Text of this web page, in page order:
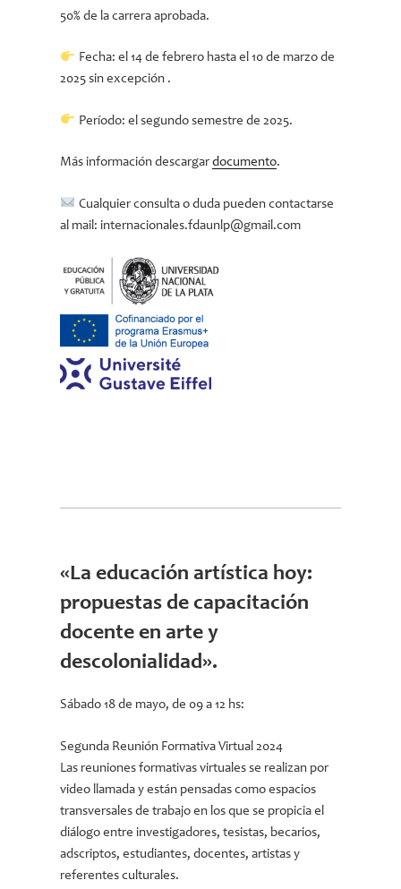
50% de la carrera aprobada.
Fecha: el 14 de febrero hasta el 10 de marzo de
2025 sin excepción .
Período: el segundo semestre de 2025.
Más información descargardocumento.
Cualquier consulta o duda pueden contactarse
al mail: internacionales.fdaunlp@gmail.com
«La educación artística hoy:
propuestas de capacitación
docente en arte y
descolonialidad».
Sábado 18 de mayo, de 09 a 12 hs:
Segunda Reunión Formativa Virtual 2024
Las reuniones formativas virtuales se realizan por
video llamada y están pensadas como espacios
transversales de trabajo en los que se propicia el
diálogo entre investigadores, tesistas, becarios,
adscriptos, estudiantes, docentes, artistas y
referentes culturales.